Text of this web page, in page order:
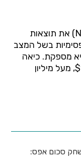
בימים אלו שחררה נייקי (Nasdaq:NKE) את תוצאות
תחזיות פסימיות בשל המצב
מספקת. כיאה
למעצמה אמיתית -שווי-שוק של 141B$, מעל מיליון